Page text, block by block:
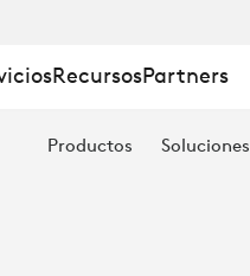
RecursosPartners
Productos Soluciones